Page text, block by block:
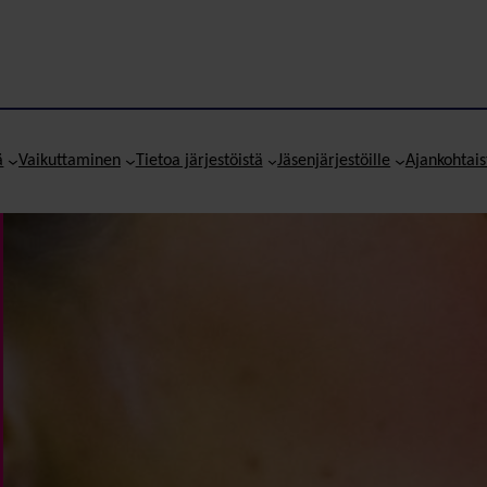
Vaikuttaminen Tietoa järjestöistä Jäsenjärjestöille